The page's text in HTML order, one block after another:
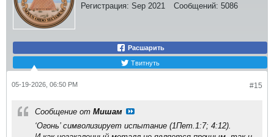
Регистрация: Sep 2021 Сообщений: 5086
Расшарить
Твитнуть
#15
05-19-2026, 06:50 PM
Сообщение от Мишам
‘Огонь’ символизирует испытание (1Пет.1:7; 4:12).